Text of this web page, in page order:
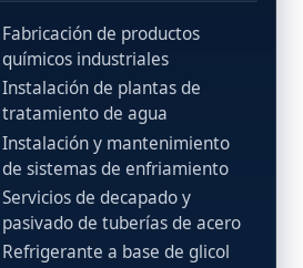
Fabricación de productos
químicos industriales
Instalación de plantas de
tratamiento de agua
Instalación y mantenimiento
de sistemas de enfriamiento
Servicios de decapado y
pasivado de tuberías de acero
Refrigerante a base de glicol